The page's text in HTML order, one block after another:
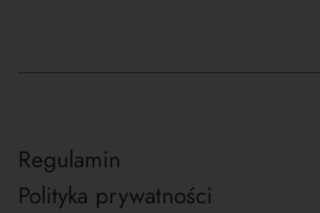
Regulamin
Polityka prywatności